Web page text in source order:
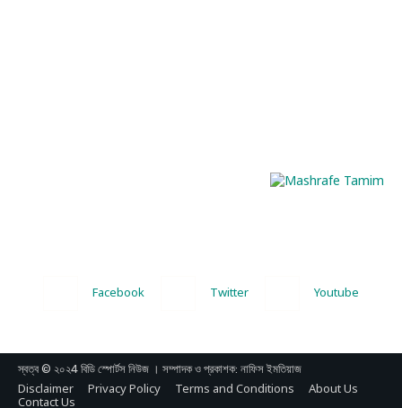
Facebook Twitter Youtube
স্বত্ব © ২০২4 বিডি স্পোর্টস নিউজ । সম্পাদক ও প্রকাশক: নাফিস ইমতিয়াজ
Disclaimer Privacy Policy Terms and Conditions
About Us
Contact Us